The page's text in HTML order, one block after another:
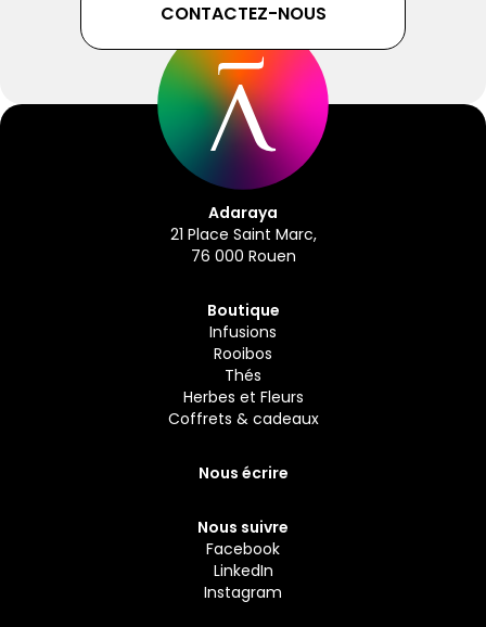
CONTACTEZ-NOUS
Adaraya
21 Place Saint Marc,
76 000 Rouen
Boutique
Infusions
Rooibos
Thés
Herbes et Fleurs
Coffrets & cadeaux
Nous écrire
Nous suivre
Facebook
LinkedIn
Instagram